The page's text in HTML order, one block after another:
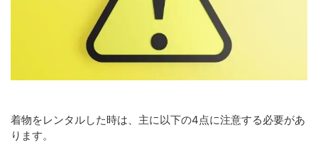
着物をレンタルした時は、主に以下の4点に注意する必要があ
ります。